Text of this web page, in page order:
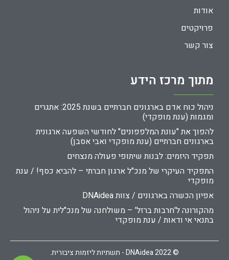
אודות
פרויקטים
צור קשר
מתוך מרכז הידע
ניהול כוח אדם בארגונים חברתיים בשנת 2025: אתגרים
ומגמות (ענת מופקדי)
להפוך את "עונת המלפפונים" לחודשי השפעה ארגונית
בארגונים חברתיים (ענת מופקדי ואבי אסבן)
תפקיד היזמים: לבנות שיתופי פעולה מנצחים
התפקיד העיקרי של מנכ"ל ארגון חברתי – להביא כסף! / ענת
מופקדי
אפיון הכשרה בארגונים / צוות DNAidea
מהקורונה ל'חרבות ברזל' – משולחנה של מנכ"לית על ניהול
בתנאי אי ודאות / ענת מופקדי
© 2022 DNAidea - תשתיות ליזמות ציבורית.